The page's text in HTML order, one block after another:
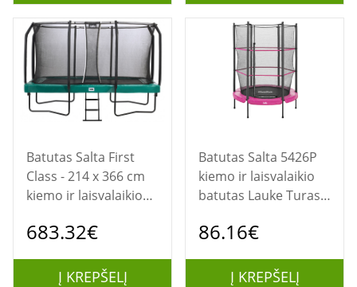
Batutas Salta First
Class - 214 x 366 cm
kiemo ir laisvalaikio
683.32€
Į KREPŠELĮ
Batutas Salta 5426P
kiemo ir laisvalaikio
batutas Lauke Turas
pastatomas batutas
86.16€
Į KREPŠELĮ